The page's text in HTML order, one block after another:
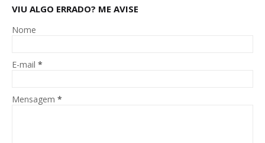
VIU ALGO ERRADO? ME AVISE
Nome
E-mail *
Mensagem *